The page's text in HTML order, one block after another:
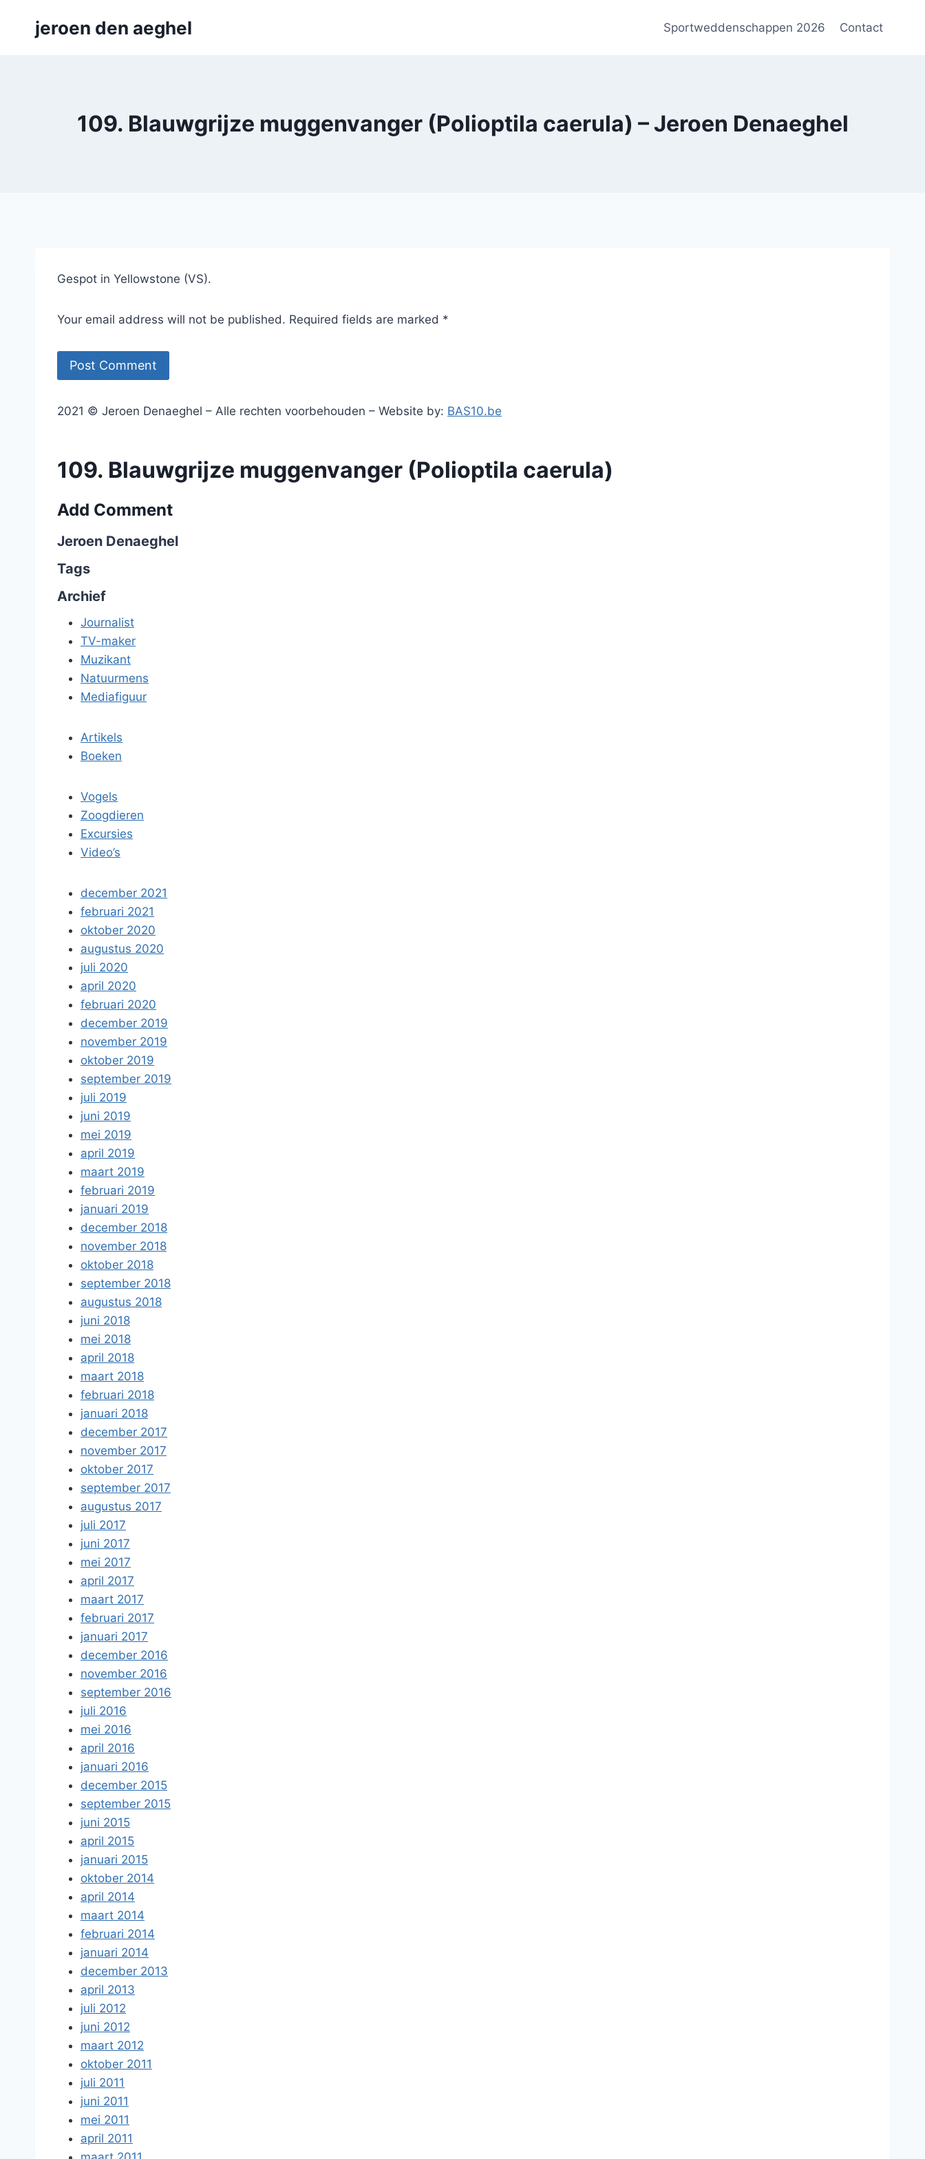
jeroen den aeghel Sportweddenschappen 2026 Contact
109. Blauwgrijze muggenvanger (Polioptila caerula) – Jeroen Denaeghel
Gespot in Yellowstone (VS).
Your email address will not be published. Required fields are marked *
2021 © Jeroen Denaeghel – Alle rechten voorbehouden – Website by: BAS10.be
109. Blauwgrijze muggenvanger (Polioptila caerula)
Add Comment
Jeroen Denaeghel
Tags
Archief
Journalist
TV-maker
Muzikant
Natuurmens
Mediafiguur
Artikels
Boeken
Vogels
Zoogdieren
Excursies
Video’s
december 2021
februari 2021
oktober 2020
augustus 2020
juli 2020
april 2020
februari 2020
december 2019
november 2019
oktober 2019
september 2019
juli 2019
juni 2019
mei 2019
april 2019
maart 2019
februari 2019
januari 2019
december 2018
november 2018
oktober 2018
september 2018
augustus 2018
juni 2018
mei 2018
april 2018
maart 2018
februari 2018
januari 2018
december 2017
november 2017
oktober 2017
september 2017
augustus 2017
juli 2017
juni 2017
mei 2017
april 2017
maart 2017
februari 2017
januari 2017
december 2016
november 2016
september 2016
juli 2016
mei 2016
april 2016
januari 2016
december 2015
september 2015
juni 2015
april 2015
januari 2015
oktober 2014
april 2014
maart 2014
februari 2014
januari 2014
december 2013
april 2013
juli 2012
juni 2012
maart 2012
oktober 2011
juli 2011
juni 2011
mei 2011
april 2011